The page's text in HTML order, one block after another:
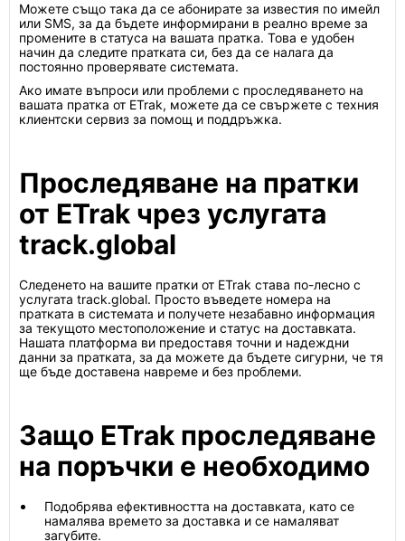
Можете също така да се абонирате за известия по имейл
или SMS, за да бъдете информирани в реално време за
промените в статуса на вашата пратка. Това е удобен
начин да следите пратката си, без да се налага да
постоянно проверявате системата.
Ако имате въпроси или проблеми с проследяването на
вашата пратка от ETrak, можете да се свържете с техния
клиентски сервиз за помощ и поддръжка.
Проследяване на пратки
от ETrak чрез услугата
track.global
Следенето на вашите пратки от ETrak става по-лесно с
услугата track.global. Просто въведете номера на
пратката в системата и получете незабавно информация
за текущото местоположение и статус на доставката.
Нашата платформа ви предоставя точни и надеждни
данни за пратката, за да можете да бъдете сигурни, че тя
ще бъде доставена навреме и без проблеми.
Защо ETrak проследяване
на поръчки е необходимо
Подобрява ефективността на доставката, като се
намалява времето за доставка и се намаляват
загубите.